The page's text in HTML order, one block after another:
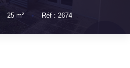
25 m² • Réf : 2674